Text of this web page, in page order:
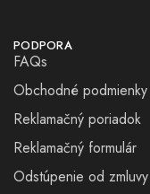
PODPORA
FAQs
Obchodné podmienky
Reklamačný poriadok
Reklamačný formulár
Odstúpenie od zmluvy